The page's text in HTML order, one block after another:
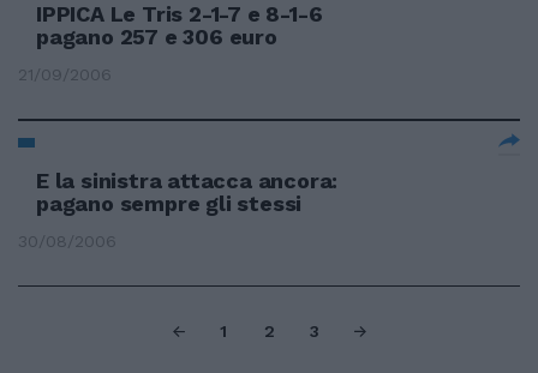
IPPICA Le Tris 2-1-7 e 8-1-6
pagano 257 e 306 euro
21/09/2006
E la sinistra attacca ancora:
pagano sempre gli stessi
30/08/2006
1 2 3